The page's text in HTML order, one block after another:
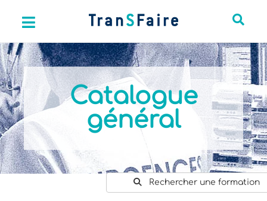
Catalogue
général
Rechercher une formation